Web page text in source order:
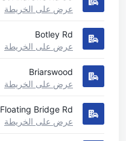
عرض على الخريطة
Botley Rd
عرض على الخريطة
Briarswood
عرض على الخريطة
Floating Bridge Rd
عرض على الخريطة